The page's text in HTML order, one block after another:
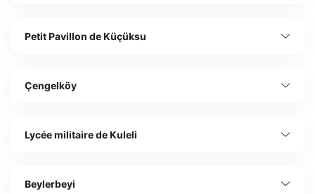
Petit Pavillon de Küçüksu
Çengelköy
Lycée militaire de Kuleli
Beylerbeyi